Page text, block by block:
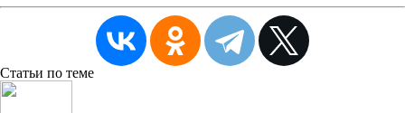
Статьи по теме